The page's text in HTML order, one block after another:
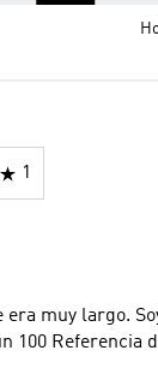
1
era muy largo.
100 Referencia